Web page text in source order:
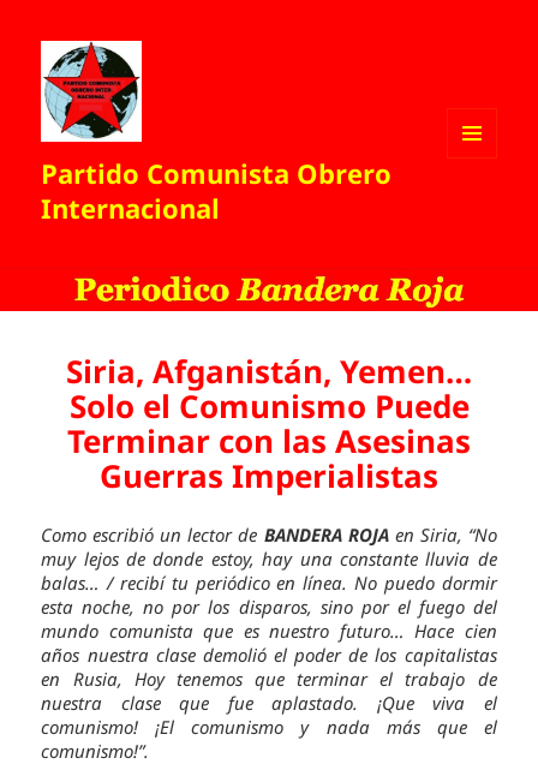
Partido Comunista Obrero
Internacional
Siria, Afganistán, Yemen…
Solo el Comunismo Puede
Terminar con las Asesinas
Guerras Imperialistas
Como escribió un lector de BANDERA ROJAen Siria, “No
muy lejos de donde estoy, hay una constante lluvia de
balas… / recibí tu periódico en línea. No puedo dormir
esta noche, no por los disparos, sino por el fuego del
mundo comunista que es nuestro futuro… Hace cien
años nuestra clase demolió el poder de los capitalistas
en Rusia, Hoy tenemos que terminar el trabajo de
nuestra clase que fue aplastado. ¡Que viva el
comunismo! ¡El comunismo y nada más que el
comunismo!”.